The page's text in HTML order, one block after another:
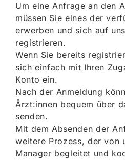
Um eine Anfrage an den
müssen Sie eines der
erwerben und sich auf
registrieren.
Wenn Sie bereits
sich einfach mit Ihren
Konto ein.
Nach der Anmeldung
Ärzt:innen bequem über
senden.
Mit dem Absenden der
weitere Prozess, der von
Manager begleitet und